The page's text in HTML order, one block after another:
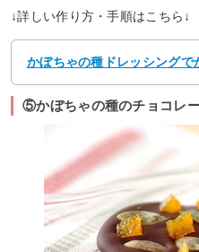
↓詳しい作り方・手順はこちら↓
かぼちゃの種ドレッシングで
⑤かぼちゃの種のチョコレ